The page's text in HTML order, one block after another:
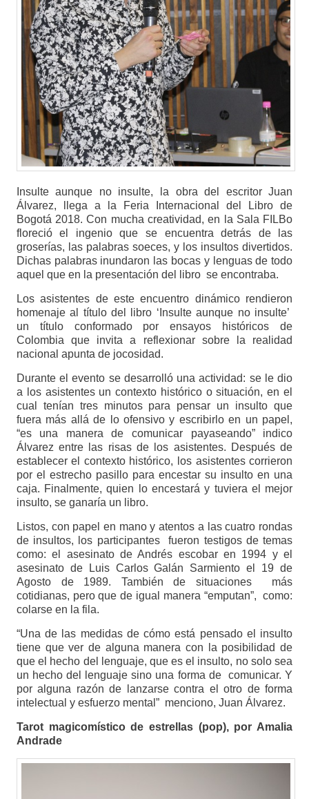
Insulte aunque no insulte, la obra del escritor Juan
Álvarez, llega a la Feria Internacional del Libro de
Bogotá 2018. Con mucha creatividad, en la Sala FILBo
floreció el ingenio que se encuentra detrás de las
groserías, las palabras soeces, y los insultos divertidos.
Dichas palabras inundaron las bocas y lenguas de todo
aquel que en la presentación del libro se encontraba.
Los asistentes de este encuentro dinámico rendieron
homenaje al título del libro ‘Insulte aunque no insulte’
un título conformado por ensayos históricos de
Colombia que invita a reflexionar sobre la realidad
nacional apunta de jocosidad.
Durante el evento se desarrolló una actividad: se le dio
a los asistentes un contexto histórico o situación, en el
cual tenían tres minutos para pensar un insulto que
fuera más allá de lo ofensivo y escribirlo en un papel,
“es una manera de comunicar payaseando” indico
Álvarez entre las risas de los asistentes. Después de
establecer el contexto histórico, los asistentes corrieron
por el estrecho pasillo para encestar su insulto en una
caja. Finalmente, quien lo encestará y tuviera el mejor
insulto, se ganaría un libro.
Listos, con papel en mano y atentos a las cuatro rondas
de insultos, los participantes fueron testigos de temas
como: el asesinato de Andrés escobar en 1994 y el
asesinato de Luis Carlos Galán Sarmiento el 19 de
Agosto de 1989. También de situaciones más
cotidianas, pero que de igual manera “emputan”, como:
colarse en la fila.
“Una de las medidas de cómo está pensado el insulto
tiene que ver de alguna manera con la posibilidad de
que el hecho del lenguaje, que es el insulto, no solo sea
un hecho del lenguaje sino una forma de comunicar. Y
por alguna razón de lanzarse contra el otro de forma
intelectual y esfuerzo mental” menciono, Juan Álvarez.
Tarot magicomístico de estrellas (pop), por Amalia
Andrade